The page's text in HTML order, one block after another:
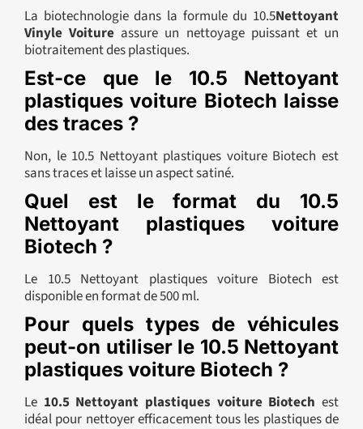
La biotechnologie dans la formule du 10.5Nettoyant
Vinyle Voiture assure un nettoyage puissant et un
biotraitement des plastiques.
Est-ce que le 10.5 Nettoyant
plastiques voiture Biotech laisse
des traces ?
Non, le 10.5 Nettoyant plastiques voiture Biotech est
sans traces et laisse un aspect satiné.
Quel est le format du 10.5
Nettoyant plastiques voiture
Biotech ?
Le 10.5 Nettoyant plastiques voiture Biotech est
disponible en format de 500 ml.
Pour quels types de véhicules
peut-on utiliser le 10.5 Nettoyant
plastiques voiture Biotech ?
Le 10.5 Nettoyant plastiques voiture Biotech est
idéal pour nettoyer efficacement tous les plastiques de